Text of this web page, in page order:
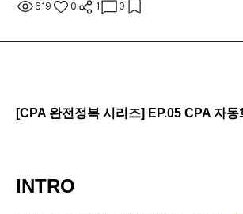
619 0 1 0
[CPA 완전정복 시리즈] EP.05 CPA 자동
INTRO